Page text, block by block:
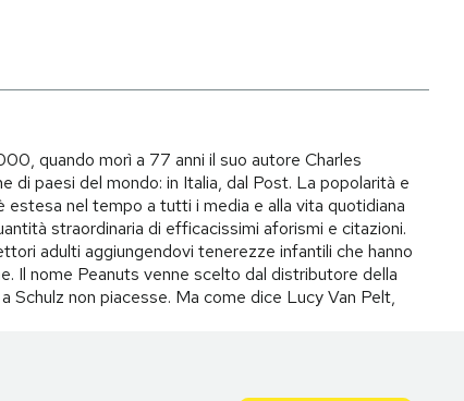
quando morì a 77 anni il suo autore Charles
di paesi del mondo: in Italia, dal Post. La popolarità e
estesa nel tempo a tutti i media e alla vita quotidiana
straordinaria di efficacissimi aforismi e citazioni.
adulti aggiungendovi tenerezze infantili che hanno
Il nome Peanuts venne scelto dal distributore della
Schulz non piacesse. Ma come dice Lucy Van Pelt,